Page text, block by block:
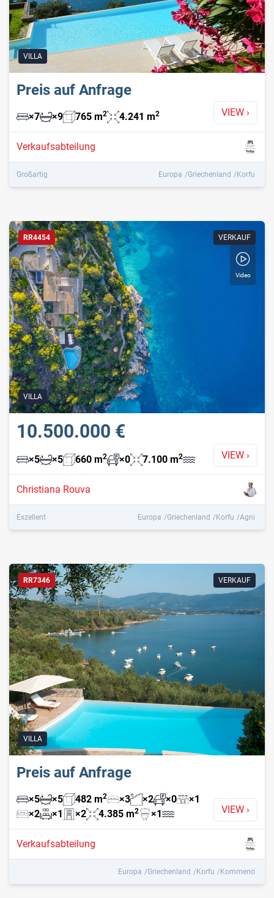
VIEW ›
Preis auf Anfrage
×7 ×9 765 m2 4.241 m2
Verkaufsabteilung
Großartig Europa Griechenland Korfu
VILLA
VIEW ›
10.500.000 €
×5 ×5 660 m2 ×0 7.100 m2
Christiana Rouva
Exzellent Europa Griechenland Korfu Agni
RR4454 VERKAUF
Video
VILLA
VIEW ›
Preis auf Anfrage
×5 ×5 482 m2 ×3 ×2 ×0 ×1
×2 ×1 ×2 4.385 m2 ×1
Verkaufsabteilung
Europa Griechenland Korfu Kommeno
RR7346 VERKAUF
VILLA